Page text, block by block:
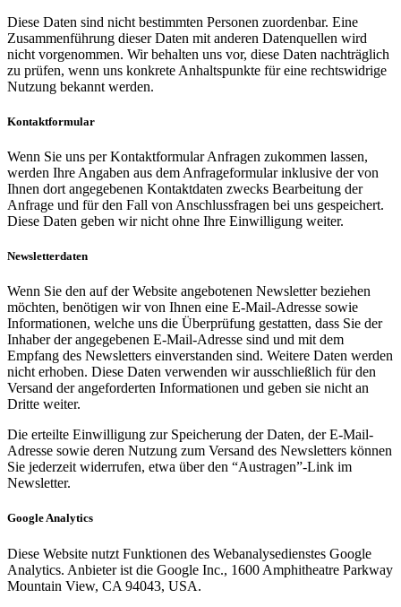
Diese Daten sind nicht bestimmten Personen zuordenbar. Eine
Zusammenführung dieser Daten mit anderen Datenquellen wird
nicht vorgenommen. Wir behalten uns vor, diese Daten nachträglich
zu prüfen, wenn uns konkrete Anhaltspunkte für eine rechtswidrige
Nutzung bekannt werden.
Kontaktformular
Wenn Sie uns per Kontaktformular Anfragen zukommen lassen,
werden Ihre Angaben aus dem Anfrageformular inklusive der von
Ihnen dort angegebenen Kontaktdaten zwecks Bearbeitung der
Anfrage und für den Fall von Anschlussfragen bei uns gespeichert.
Diese Daten geben wir nicht ohne Ihre Einwilligung weiter.
Newsletterdaten
Wenn Sie den auf der Website angebotenen Newsletter beziehen
möchten, benötigen wir von Ihnen eine E-Mail-Adresse sowie
Informationen, welche uns die Überprüfung gestatten, dass Sie der
Inhaber der angegebenen E-Mail-Adresse sind und mit dem
Empfang des Newsletters einverstanden sind. Weitere Daten werden
nicht erhoben. Diese Daten verwenden wir ausschließlich für den
Versand der angeforderten Informationen und geben sie nicht an
Dritte weiter.
Die erteilte Einwilligung zur Speicherung der Daten, der E-Mail-
Adresse sowie deren Nutzung zum Versand des Newsletters können
Sie jederzeit widerrufen, etwa über den “Austragen”-Link im
Newsletter.
Google Analytics
Diese Website nutzt Funktionen des Webanalysedienstes Google
Analytics. Anbieter ist die Google Inc., 1600 Amphitheatre Parkway
Mountain View, CA 94043, USA.